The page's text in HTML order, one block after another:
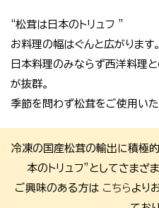
“松茸は日本のトリュフ ”
お料理の幅はぐんと広がります。
日本料理のみならず西洋料理
が抜群。
季節を問わず松茸をご使用いた
冷凍の国産松茸の輸出に積極
本のトリュフ”としてさまざ
ご興味のある方は こちら より